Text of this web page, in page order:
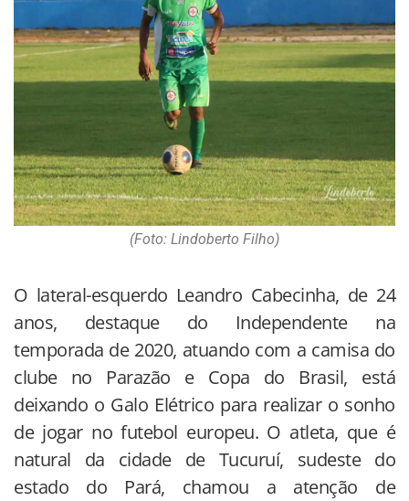
(Foto: Lindoberto Filho)
O lateral-esquerdo Leandro Cabecinha, de 24
anos, destaque do Independente na
temporada de 2020, atuando com a camisa do
clube no Parazão e Copa do Brasil, está
deixando o Galo Elétrico para realizar o sonho
de jogar no futebol europeu. O atleta, que é
natural da cidade de Tucuruí, sudeste do
estado do Pará, chamou a atenção de